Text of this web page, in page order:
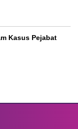
Kasus Pejabat